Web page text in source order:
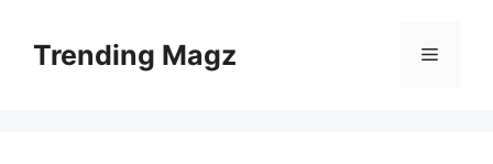
contentTrending Magz Menu